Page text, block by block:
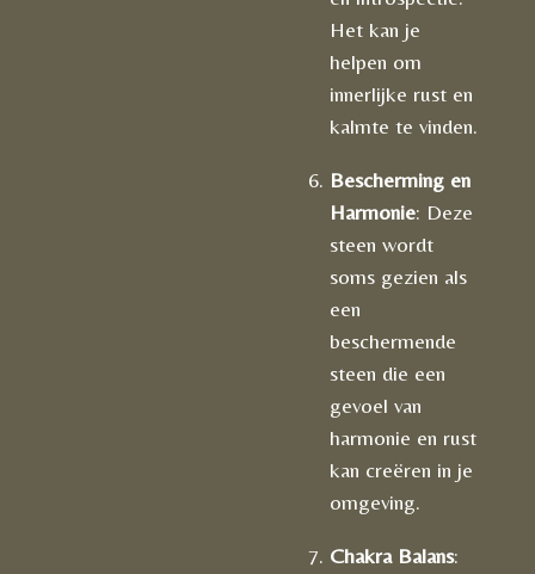
Het kan je
helpen om
innerlijke rust en
kalmte te vinden.
Bescherming en
Harmonie: Deze
steen wordt
soms gezien als
een
beschermende
steen die een
gevoel van
harmonie en rust
kan creëren in je
omgeving.
Chakra Balans: